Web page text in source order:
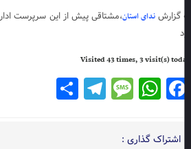
گزارشندای استان،مشتاقی پیش از این سرپرست اداره
Visited 43 times, 3 visit(s)
Facebook
WhatsApp
Message
Telegram
Share
اشتراک گذاری :